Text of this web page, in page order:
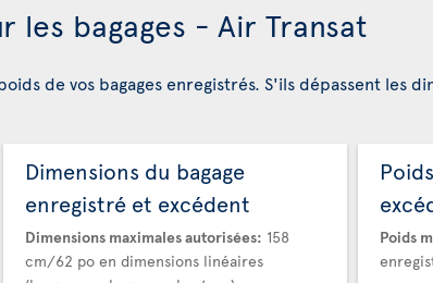
les bagages - Air Transat
de vos bagages enregistrés. S'ils dépassent les
Dimensions du bagage
enregistré et excédent
Dimensions maximales autorisées: 158
cm/62 po en dimensions linéaires
Poids